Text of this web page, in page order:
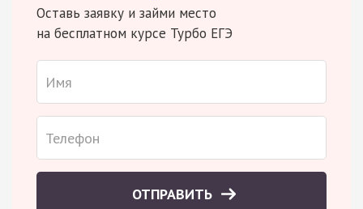
Оставь заявку и займи место
на бесплатном курсе Турбо ЕГЭ
ОТПРАВИТЬ